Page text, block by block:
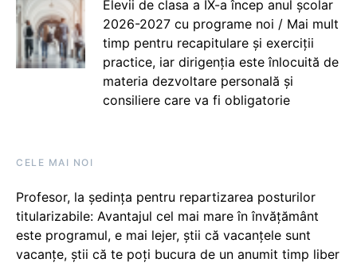
Elevii de clasa a IX-a încep anul școlar
2026-2027 cu programe noi / Mai mult
timp pentru recapitulare și exerciții
practice, iar dirigenția este înlocuită de
materia dezvoltare personală și
consiliere care va fi obligatorie
CELE MAI NOI
Profesor, la ședința pentru repartizarea posturilor
titularizabile: Avantajul cel mai mare în învățământ
este programul, e mai lejer, știi că vacanțele sunt
vacanţe, știi că te poți bucura de un anumit timp liber